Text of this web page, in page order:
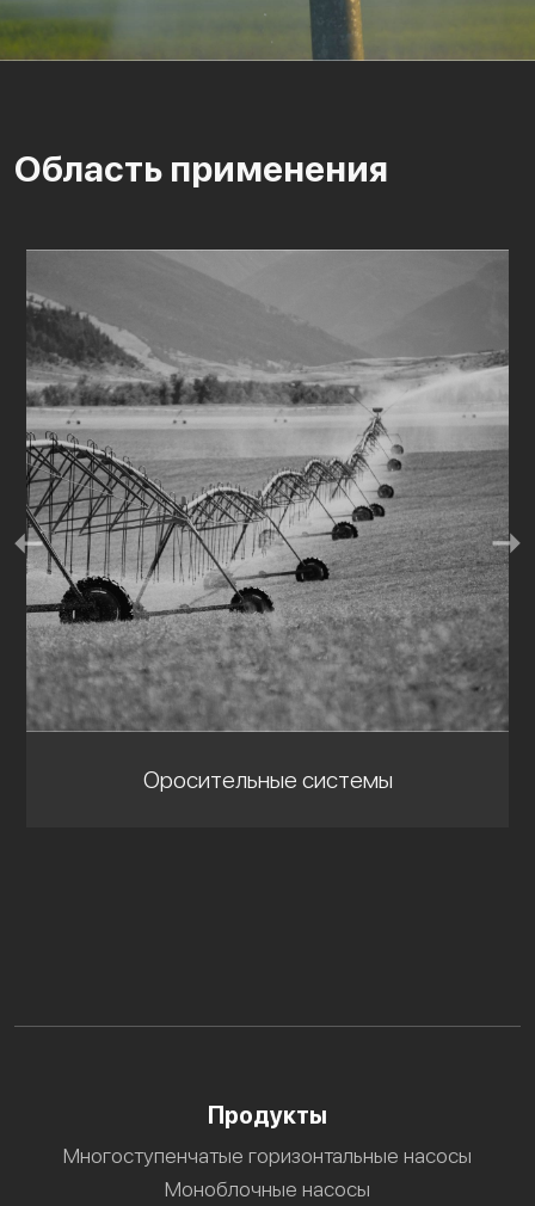
Область применения
Оросительные системы
Продукты
Многоступенчатые горизонтальные насосы
Моноблочные насосы